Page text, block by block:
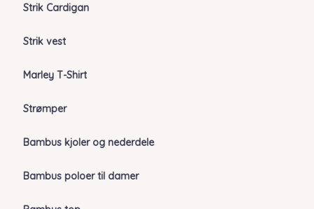
Strik Cardigan
Strik vest
Marley T-Shirt
Strømper
Bambus kjoler og nederdele
Bambus poloer til damer